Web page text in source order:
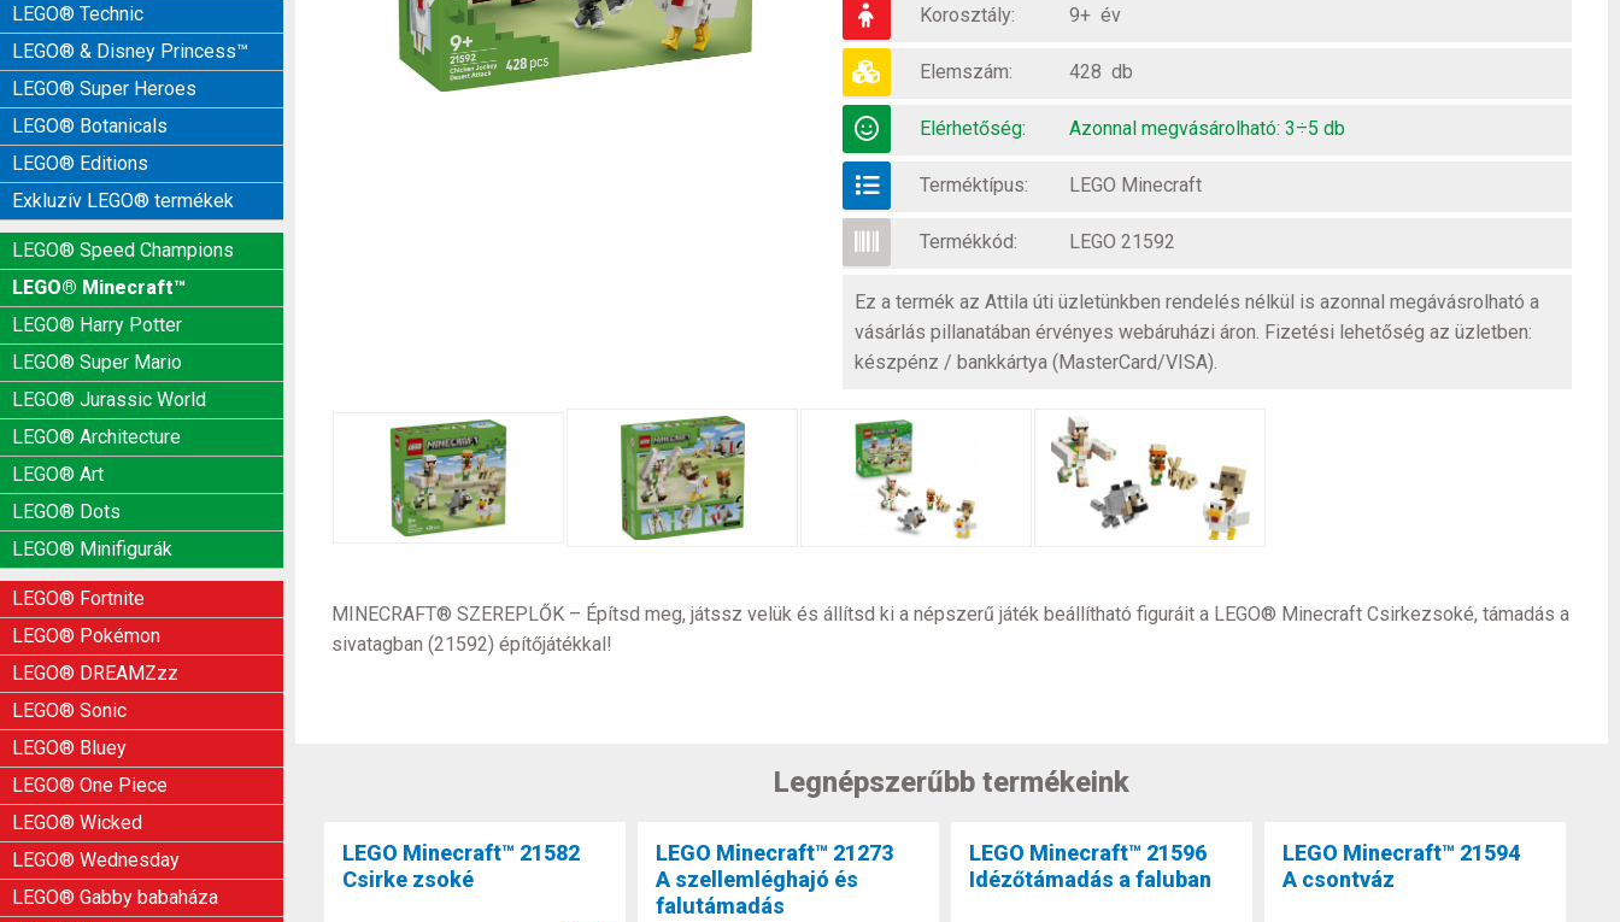
LEGO® Technic
LEGO® & Disney Princess™
LEGO® Super Heroes
LEGO® Botanicals
LEGO® Editions
Exkluzív LEGO® termékek
LEGO® Speed Champions
LEGO® Minecraft™
LEGO® Harry Potter
LEGO® Super Mario
LEGO® Jurassic World
LEGO® Architecture
LEGO® Art
LEGO® Dots
LEGO® Minifigurák
LEGO® Fortnite
LEGO® Pokémon
LEGO® DREAMZzz
LEGO® Sonic
LEGO® Bluey
LEGO® One Piece
LEGO® Wicked
LEGO® Wednesday
LEGO® Gabby babaháza
Korosztály: 9+ év
Elemszám: 428 db
Elérhetőség: Azonnal megvásárolható: 3÷5 db
Terméktípus: LEGO Minecraft
Termékkód: LEGO 21592
Ez a termék az Attila úti üzletünkben rendelés nélkül is azonnal megávásrolható a
vásárlás pillanatában érvényes webáruházi áron. Fizetési lehetőség az üzletben:
készpénz / bankkártya (MasterCard/VISA).
MINECRAFT® SZEREPLŐK – Építsd meg, játssz velük és állítsd ki a népszerű játék beállítható figuráit a LEGO® Minecraft Csirkezsoké, támadás a
sivatagban (21592) építőjátékkal!
Legnépszerűbb termékeink
LEGO Minecraft™ 21582
Csirke zsoké
LEGO Minecraft™ 21273
A szellemléghajó és
falutámadás
LEGO Minecraft™ 21596
Idézőtámadás a faluban
LEGO Minecraft™ 21594
A csontváz